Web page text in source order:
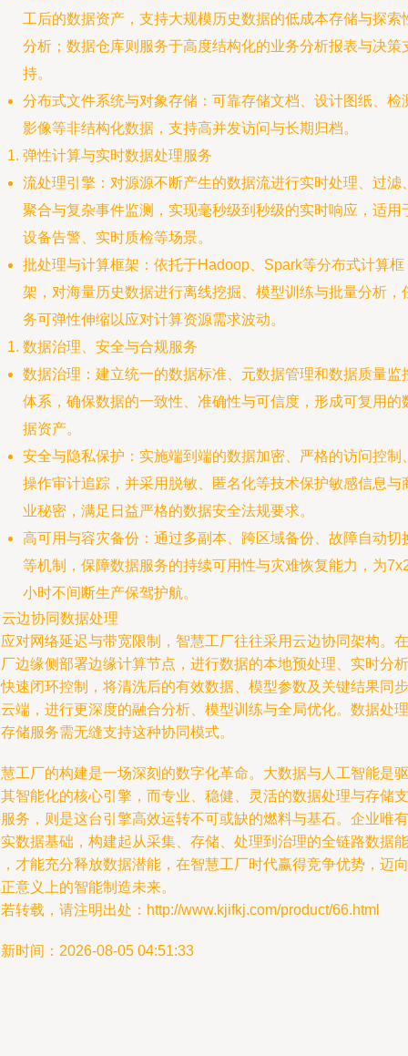
工后的数据资产，支持大规模历史数据的低成本存储与探索
分析；数据仓库则服务于高度结构化的业务分析报表与决策
持。
分布式文件系统与对象存储：可靠存储文档、设计图纸、检
影像等非结构化数据，支持高并发访问与长期归档。
弹性计算与实时数据处理服务
流处理引擎：对源源不断产生的数据流进行实时处理、过滤
聚合与复杂事件监测，实现毫秒级到秒级的实时响应，适用
设备告警、实时质检等场景。
批处理与计算框架：依托于Hadoop、Spark等分布式计算框
架，对海量历史数据进行离线挖掘、模型训练与批量分析，
务可弹性伸缩以应对计算资源需求波动。
数据治理、安全与合规服务
数据治理：建立统一的数据标准、元数据管理和数据质量监
体系，确保数据的一致性、准确性与可信度，形成可复用的
据资产。
安全与隐私保护：实施端到端的数据加密、严格的访问控制
操作审计追踪，并采用脱敏、匿名化等技术保护敏感信息与
业秘密，满足日益严格的数据安全法规要求。
高可用与容灾备份：通过多副本、跨区域备份、故障自动切
等机制，保障数据服务的持续可用性与灾难恢复能力，为
小时不间断生产保驾护航。
边协同数据处理
对网络延迟与带宽限制，智慧工厂往往采用云边协同架构。在
边缘侧部署边缘计算节点，进行数据的本地预处理、实时分析
速闭环控制，将清洗后的有效数据、模型参数及关键结果同步
端，进行更深度的融合分析、模型训练与全局优化。数据处理
储服务需无缝支持这种协同模式。
工厂的构建是一场深刻的数字化革命。大数据与人工智能是驱
智能化的核心引擎，而专业、稳健、灵活的数据处理与存储支
务，则是这台引擎高效运转不可或缺的燃料与基石。企业唯有
数据基础，构建起从采集、存储、处理到治理的全链路数据能
才能充分释放数据潜能，在智慧工厂时代赢得竞争优势，迈向
意义上的智能制造未来。
转载，请注明出处：http://www.kjifkj.com/product/66.html
时间：2026-08-05 04:51:33